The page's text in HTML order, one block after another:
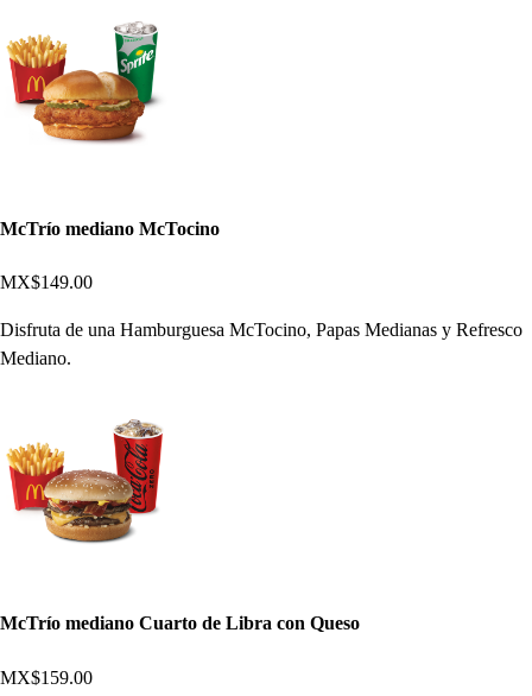
McTrío mediano McTocino
MX$149.00
Disfruta de una Hamburguesa McTocino, Papas Medianas y Refresco
Mediano.
McTrío mediano Cuarto de Libra con Queso
MX$159.00